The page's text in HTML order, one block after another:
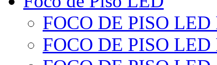
FOCO DE PISO
FOCO DE PISO